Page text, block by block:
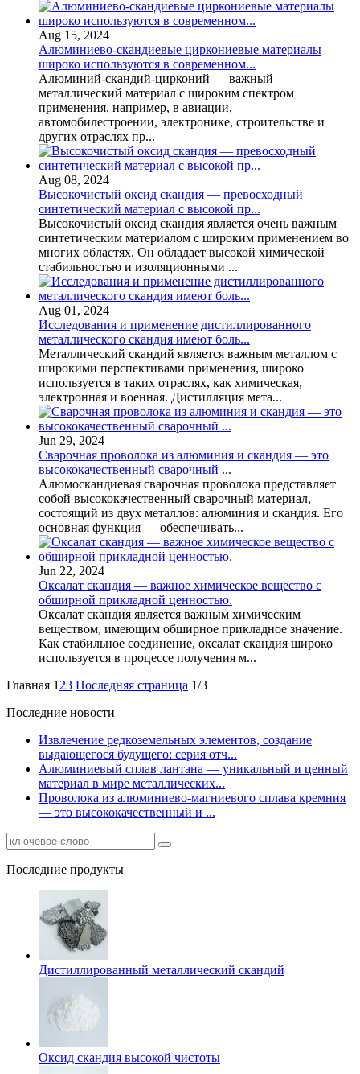
Aug 15, 2024
Алюминиево-скандиевые циркониевые материалы
широко используются в современном...
Алюминий-скандий-цирконий — важный
металлический материал с широким спектром
применения, например, в авиации,
автомобилестроении, электронике, строительстве и
других отраслях пр...
Aug 08, 2024
Высокочистый оксид скандия — превосходный
синтетический материал с высокой пр...
Высокочистый оксид скандия является очень важным
синтетическим материалом с широким применением во
многих областях. Он обладает высокой химической
стабильностью и изоляционными ...
Aug 01, 2024
Исследования и применение дистиллированного
металлического скандия имеют боль...
Металлический скандий является важным металлом с
широкими перспективами применения, широко
используется в таких отраслях, как химическая,
электронная и военная. Дистилляция мета...
Jun 29, 2024
Сварочная проволока из алюминия и скандия — это
высококачественный сварочный ...
Алюмоскандиевая сварочная проволока представляет
собой высококачественный сварочный материал,
состоящий из двух металлов: алюминия и скандия. Его
основная функция — обеспечивать...
Jun 22, 2024
Оксалат скандия — важное химическое вещество с
обширной прикладной ценностью.
Оксалат скандия является важным химическим
веществом, имеющим обширное прикладное значение.
Как стабильное соединение, оксалат скандия широко
используется в процессе получения м...
Главная 1 23 Последняя страница 1/3
Последние новости
Извлечение редкоземельных элементов, создание
выдающегося будущего: серия отч...
Алюминиевый сплав лантана — уникальный и ценный
материал в мире металлических...
Проволока из алюминиево-магниевого сплава кремния
— это высококачественный и ...
Последние продукты
Дистиллированный металлический скандий
Оксид скандия высокой чистоты